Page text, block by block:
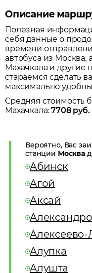
Описание
Полезная
себя данные о
времени
автобуса из Москва,
Махачкала и другие
стараемся сделать
максимально
Средняя стоимость
Махачкала: 7708руб.
Вероятно, Вас
станции Москва
Абинск
Агой
Аксай
Алексеево-
Алупка
Алушта